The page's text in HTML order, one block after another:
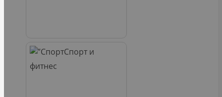
Спорт и
фитнес